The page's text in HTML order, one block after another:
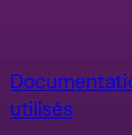
utilisés